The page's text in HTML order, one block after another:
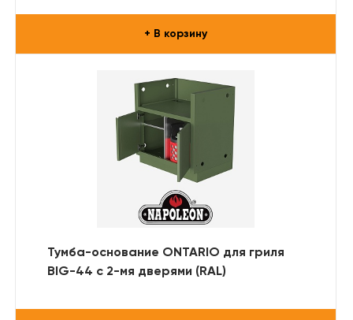
+ В корзину
Тумба-основание ONTARIO для гриля
BIG-44 с 2-мя дверями (RAL)